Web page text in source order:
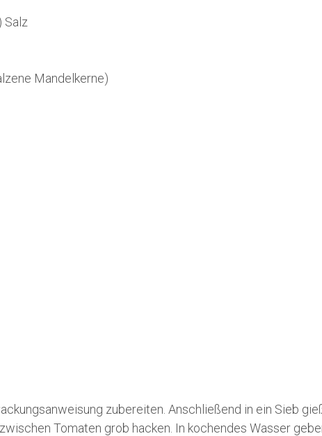
Salz
Mandelkerne)
zubereiten. Anschließend in ein Sieb
Tomaten grob hacken. In kochendes Wasser